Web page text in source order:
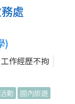
處
)
工作經歷不拘
動 國內旅遊